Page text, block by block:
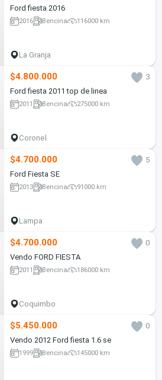
Ford fiesta 2016
2016 Bencina 116000 km
La Granja
$4.800.000
3
Ford fiesta 2011 top de linea
2011 Bencina 275000 km
Coronel
$4.700.000
5
Ford Fiesta SE
2013 Bencina 91000 km
Lampa
$4.700.000
0
Vendo FORD FIESTA
2011 Bencina 186000 km
Coquimbo
$5.450.000
0
Vendo 2012 Ford fiesta 1.6 se
1999 Bencina 145000 km